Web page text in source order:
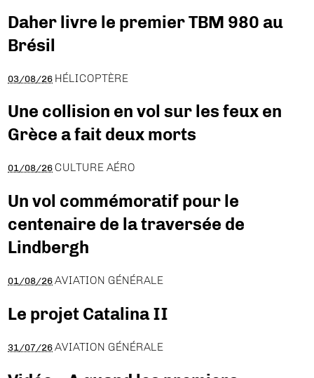
Daher livre le premier TBM 980 au
Brésil
03/08/26 HÉLICOPTÈRE
Une collision en vol sur les feux en
Grèce a fait deux morts
01/08/26 CULTURE AÉRO
Un vol commémoratif pour le
centenaire de la traversée de
Lindbergh
01/08/26 AVIATION GÉNÉRALE
Le projet Catalina II
31/07/26 AVIATION GÉNÉRALE